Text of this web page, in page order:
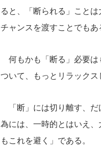
ると、「断られる」こと
チャンスを渡すことでもあ
何もかも「断る」必要は
ついて、もっとリラックス
「断」には切り離す、だ
為には、一時的とはいえ
もこれを避く」である。